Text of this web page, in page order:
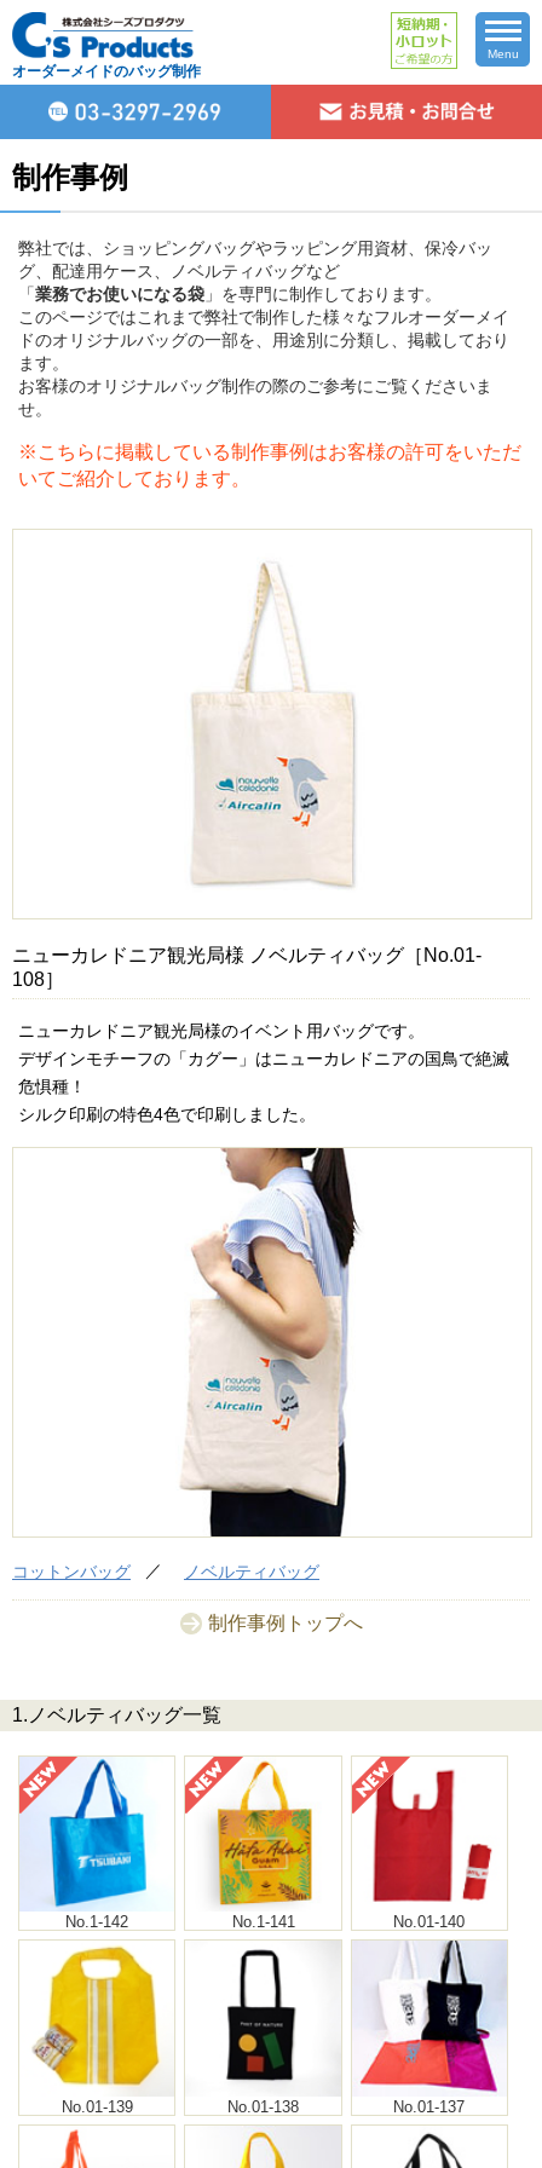
オーダーメイドのバッグ制作
Menu
制作事例
弊社では、ショッピングバッグやラッピング用資材、保冷バッ
グ、配達用ケース、ノベルティバッグなど
「業務でお使いになる袋 」を専門に制作しております。
このページではこれまで弊社で制作した様々なフルオーダーメイ
ドのオリジナルバッグの一部を、用途別に分類し、掲載しており
ます。
お客様のオリジナルバッグ制作の際のご参考にご覧くださいま
せ。
※こちらに掲載している制作事例はお客様の許可をいただ
いてご紹介しております。
ニューカレドニア観光局様 ノベルティバッグ［No.01-
108］
ニューカレドニア観光局様のイベント用バッグです。
デザインモチーフの「カグー」はニューカレドニアの国鳥で絶滅
危惧種！
シルク印刷の特色4色で印刷しました。
コットンバッグ ノベルティバッグ
制作事例トップへ
1.ノベルティバッグ一覧
No.1-142 No.1-141 No.01-140
No.01-139 No.01-138 No.01-137